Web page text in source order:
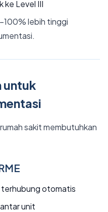
ke Level III
lebih tinggi
untuk
sakit membutuhkan
terhubung otomatis
unit